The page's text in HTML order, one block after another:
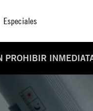
Especiales
PROHIBIR